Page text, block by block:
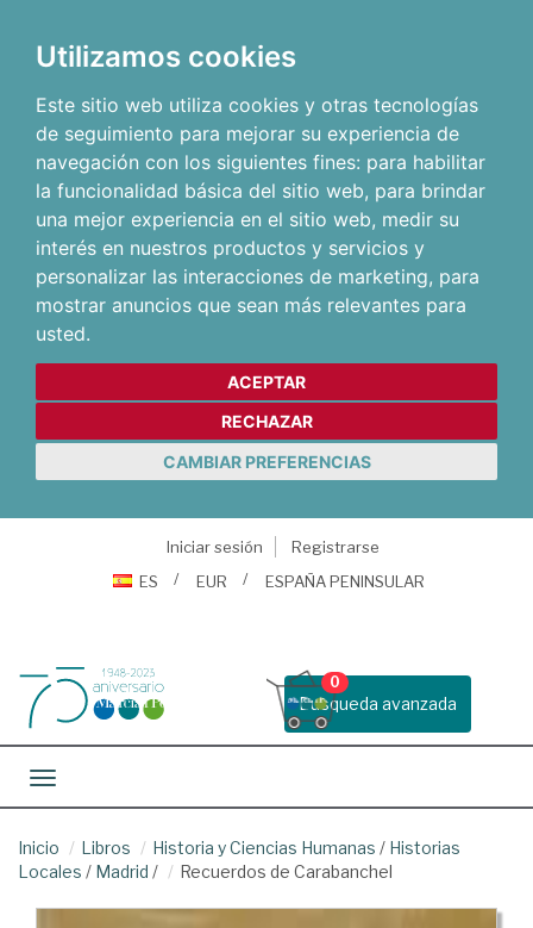
Utilizamos cookies
Este sitio web utiliza cookies y otras tecnologías
de seguimiento para mejorar su experiencia de
navegación con los siguientes fines: para habilitar
la funcionalidad básica del sitio web, para brindar
una mejor experiencia en el sitio web, medir su
interés en nuestros productos y servicios y
personalizar las interacciones de marketing, para
mostrar anuncios que sean más relevantes para
usted.
ACEPTAR
RECHAZAR
CAMBIAR PREFERENCIAS
Iniciar sesión
Registrarse
ES
EUR ESPAÑA PENINSULAR
Busqueda avanzada
0
Toggle navigation
Inicio Libros Historia y Ciencias Humanas / Historias
Locales / Madrid / Recuerdos de Carabanchel